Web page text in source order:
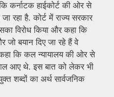
कर्नाटक हाईकोर्ट की ओर से
रहा है. कोर्ट में राज्य सरकार
विरोध किया और कहा कि
जो बयान दिए जा रहे हैं वे
कि कल न्यायालय की ओर से
आए थे. इस बात को लेकर भी
शब्दों का अर्थ सार्वजनिक